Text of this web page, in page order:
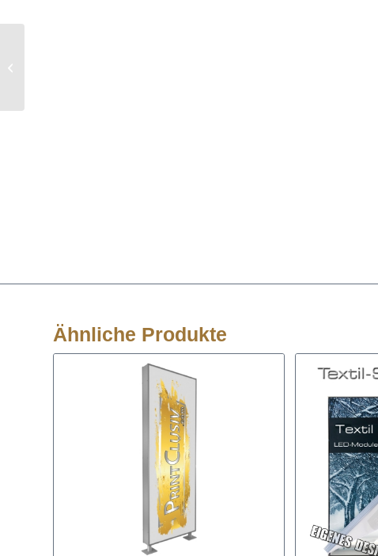
Ähnliche Produkte